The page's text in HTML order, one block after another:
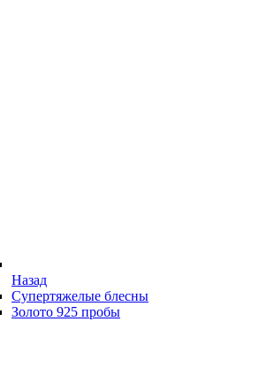
Назад
Супертяжелые блесны
Золото 925 пробы